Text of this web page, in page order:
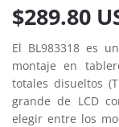
$289.80
El BL983318 es
montaje en
totales disueltos
grande de LCD
elegir entre los